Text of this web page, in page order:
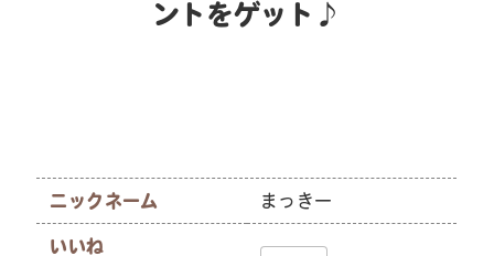
ントをゲット♪
ニックネーム まっきー
いいね